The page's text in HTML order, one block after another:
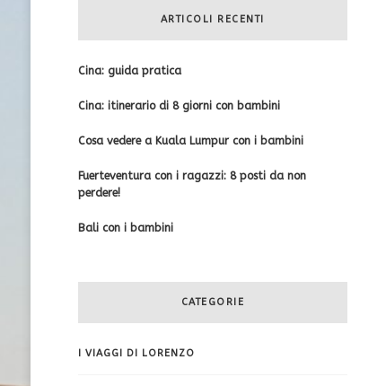
ARTICOLI RECENTI
Cina: guida pratica
Cina: itinerario di 8 giorni con bambini
Cosa vedere a Kuala Lumpur con i bambini
Fuerteventura con i ragazzi: 8 posti da non
perdere!
Bali con i bambini
CATEGORIE
I VIAGGI DI LORENZO